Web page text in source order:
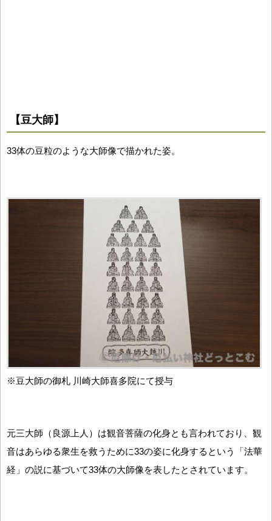
【豆大師】
33体の豆粒のような大師像で描かれた姿。
※豆大師の御札 川崎大師喜多院にて授与
元三大師（良源上人）は観音菩薩の化身とも言われており、観
音はあらゆる衆生を救うために33の姿に化身するという「法華
経」の説に基づいて33体の大師像を表したとされています。